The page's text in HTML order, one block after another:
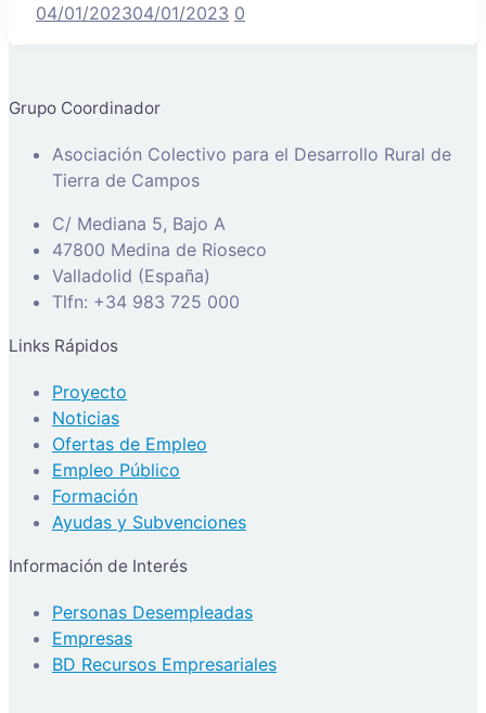
04/01/202304/01/2023 0
Grupo Coordinador
Asociación Colectivo para el Desarrollo Rural de
Tierra de Campos
C/ Mediana 5, Bajo A
47800 Medina de Rioseco
Valladolid (España)
Tlfn: +34 983 725 000
Links Rápidos
Proyecto
Noticias
Ofertas de Empleo
Empleo Público
Formación
Ayudas y Subvenciones
Información de Interés
Personas Desempleadas
Empresas
BD Recursos Empresariales